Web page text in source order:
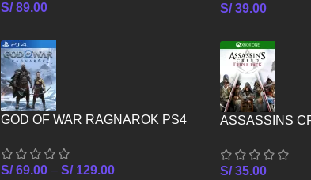
S/89.00
GOD OF WAR RAGNAROK PS4
S/69.00 –S/129.00
S/39.00
ASSASSINS
S/35.00